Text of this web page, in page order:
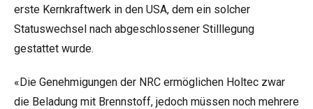
erste Kernkraftwerk in den USA, dem ein solcher
Statuswechsel nach abgeschlossener Stilllegung
gestattet wurde.
«Die Genehmigungen der NRC ermöglichen Holtec zwar
die Beladung mit Brennstoff, jedoch müssen noch mehrere